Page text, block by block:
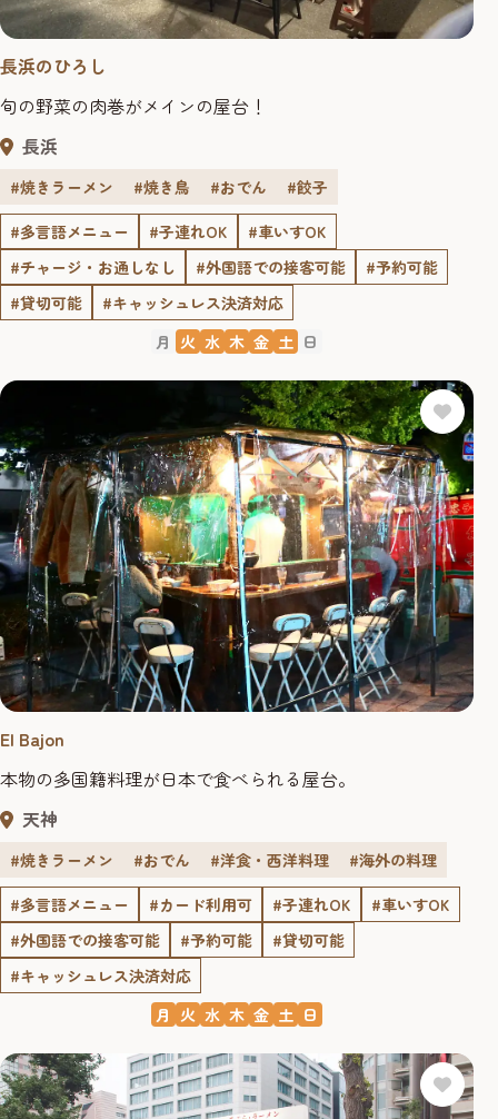
長浜のひろし
旬の野菜の肉巻がメインの屋台！
長浜
#焼きラーメン #焼き鳥 #おでん
#餃子
#多言語メニュー
#子連れOK
#車いすOK
#チャージ・お通しなし
#外国語での接客可能
#予約可能
#貸切可能
#キャッシュレス決済対応
月 火 水 木 金 土 日
El Bajon
本物の多国籍料理が日本で食べられる屋台。
天神
#焼きラーメン #おでん #洋食・西洋料理
#海外の料理
#多言語メニュー
#カード利用可 #子連れOK
#車いすOK
#外国語での接客可能
#予約可能
#貸切可能
#キャッシュレス決済対応
月 火 水 木 金 土 日